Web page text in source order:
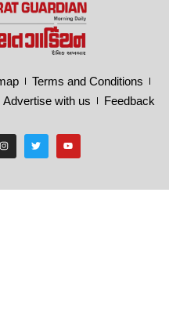
Terms and Conditions
Advertise with us Feedback